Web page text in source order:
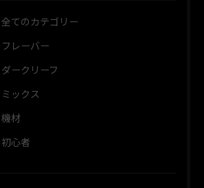
全てのカテゴリー
フレーバー
ダークリーフ
ミックス
機材
初心者